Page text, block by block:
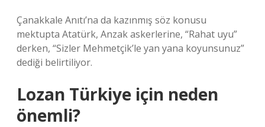
Çanakkale Anıtı’na da kazınmış söz konusu
mektupta Atatürk, Anzak askerlerine, “Rahat uyu”
derken, “Sizler Mehmetçik’le yan yana koyunsunuz”
dediği belirtiliyor.
Lozan Türkiye için neden
önemli?